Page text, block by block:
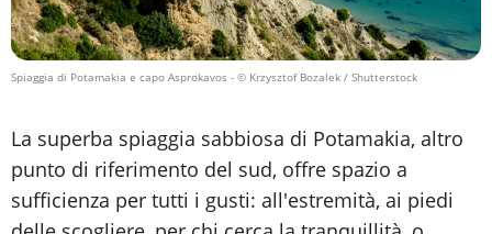
Spiaggia di Potamakia e capo Asprokavos - © Krzysztof Bozalek / Shutterstock
La superba spiaggia sabbiosa di Potamakia, altro
punto di riferimento del sud, offre spazio a
sufficienza per tutti i gusti: all'estremità, ai piedi